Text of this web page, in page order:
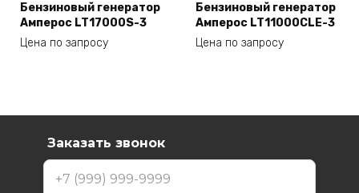
Бензиновый генератор
Амперос LT17000S-3
Цена по запросу
Бензиновый генератор
Амперос LT11000CLE-3
Цена по запросу